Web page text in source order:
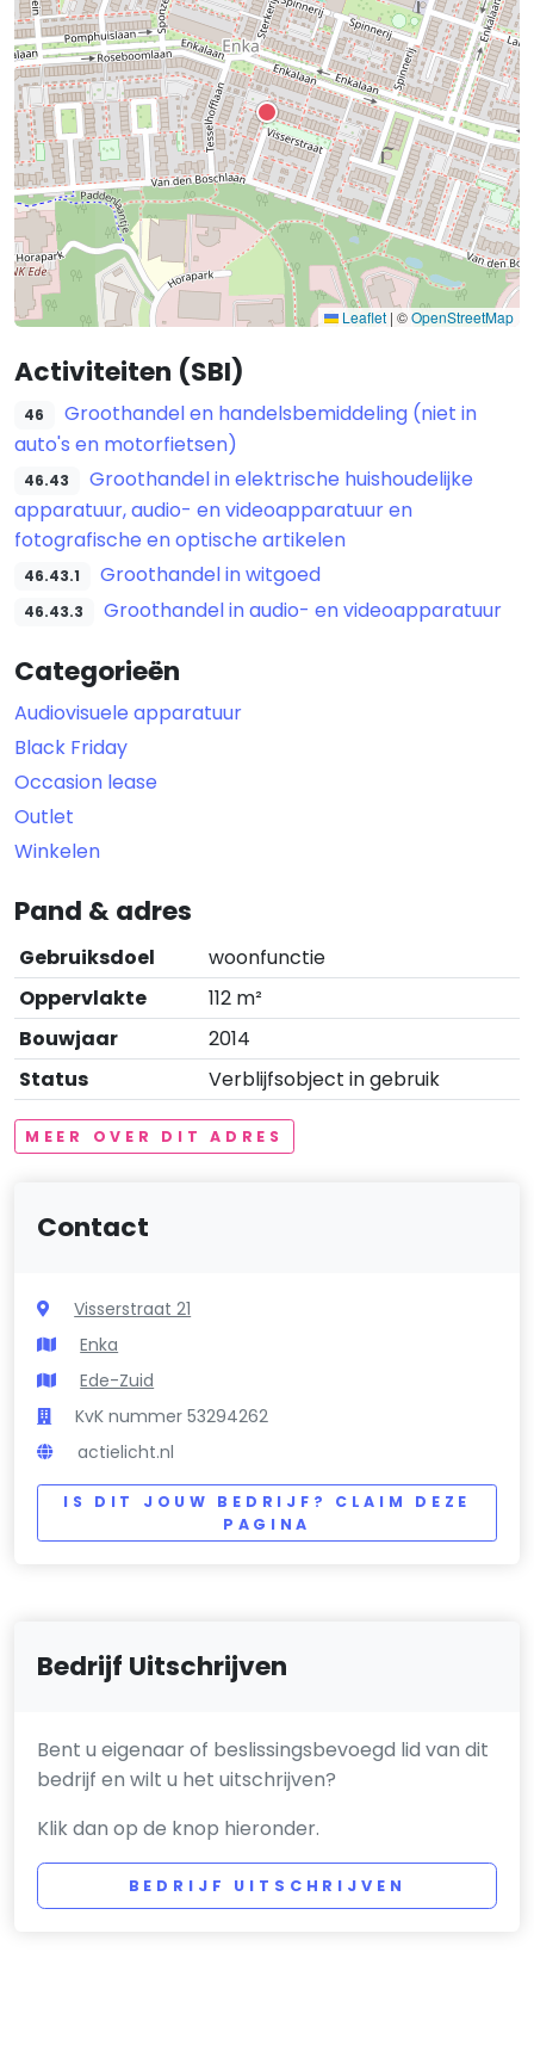
Leaflet | ©OpenStreetMap
Activiteiten (SBI)
46
Groothandel en handelsbemiddeling (niet in
auto's en motorfietsen)
46.43
Groothandel in elektrische huishoudelijke
apparatuur, audio- en videoapparatuur en
fotografische en optische artikelen
46.43.1 Groothandel in witgoed
46.43.3 Groothandel in audio- en videoapparatuur
Categorieën
Audiovisuele apparatuur
Black Friday
Occasion lease
Outlet
Winkelen
Pand & adres
Gebruiksdoel
woonfunctie
Oppervlakte
112 m²
Bouwjaar
2014
Status
Verblijfsobject in gebruik
MEER OVER DIT ADRES
Contact
Visserstraat 21
Enka
Ede-Zuid
KvK nummer 53294262
actielicht.nl
IS DIT JOUW BEDRIJF? CLAIM DEZE
PAGINA
Bedrijf Uitschrijven
Bent u eigenaar of beslissingsbevoegd lid van dit
bedrijf en wilt u het uitschrijven?
Klik dan op de knop hieronder.
BEDRIJF UITSCHRIJVEN